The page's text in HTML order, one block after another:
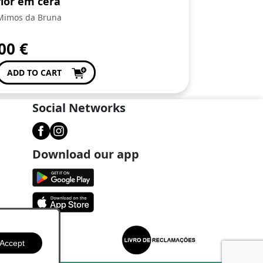
da Bruna
€
ADD TO CART
Social Networks
Download our app
Accept